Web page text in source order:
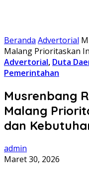
Beranda Advertorial
Malang Prioritaskan
Advertorial, Duta
Pemerintahan
Musrenbang
Malang
dan
admin
Maret 30, 2026